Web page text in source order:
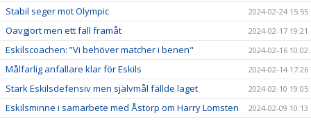
Stabil seger mot Olympic 2024-02-24 15:55
Oavgjort men ett fall framåt 2024-02-17 19:21
Eskilscoachen: ”Vi behöver matcher i benen" 2024-02-16 10:02
Målfarlig anfallare klar för Eskils 2024-02-14 17:26
Stark Eskilsdefensiv men självmål fällde laget 2024-02-10 19:05
Eskilsminne i samarbete med Åstorp om Harry Lomsten 2024-02-09 10:13